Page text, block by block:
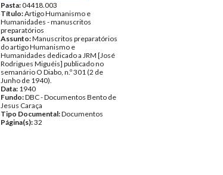
Pasta:04418.003
Título:Artigo Humanismo e
Humanidades - manuscritos
preparatórios
Assunto:Manuscritos preparatórios
do artigo Humanismo e
Humanidades dedicado a JRM [José
Rodrigues Miguéis] publicado no
semanário O Diabo, n.º 301 (2 de
Junho de 1940).
Data: 1940
Fundo:DBC - Documentos Bento de
Jesus Caraça
Tipo Documental:Documentos
Página(s):32